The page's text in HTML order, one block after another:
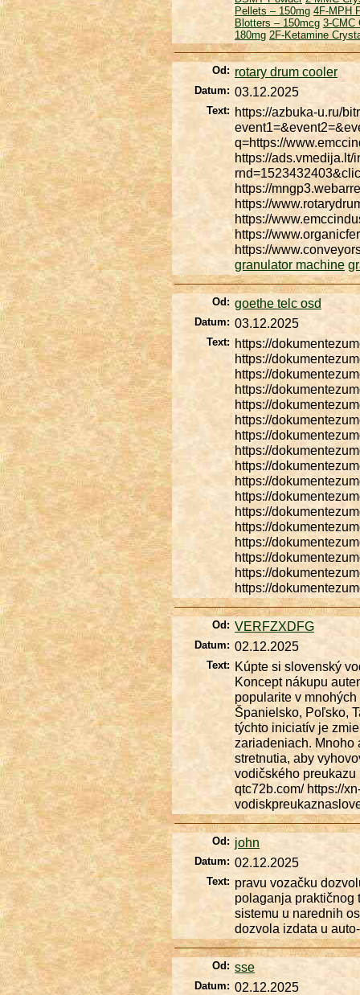
Pellets – 150mg 4F-MPH
Blotters – 150mcg 3-CMC
180mg 2F-Ketamine
Od: rotary drum cooler
Datum: 03.12.2025
Text: https://azbuka-u.ru/
q=https://
https://ads.vmedija.lt/
https://
https://
https://
https://
https://
granulator machine
Od: goethe telc osd
Datum: 03.12.2025
Text: https://
https://
https://
https://
https://
https://
https://
https://
https://
https://
https://
https://
https://
https://
https://
https://
https://
Od: VERFZXDFG
Datum: 02.12.2025
Text: Kúpte si slovenský
Koncept nákupu
popularite v
Španielsko, Poľsko,
týchto iniciatív je
zariadeniach. Mnoho
stretnutia, aby
vodičského
qtc72b.com/ https://
Od: john
Datum: 02.12.2025
Text: pravu vozačku
polaganja praktičnog
sistemu u narednih
dozvola izdata u
Od: sse
Datum: 02.12.2025